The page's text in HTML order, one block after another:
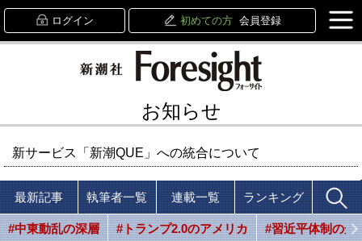
ログイン 初めての方 会員登録
お知らせ
新サービス「新潮QUE」への統合について
最新記事 執筆者一覧 連載一覧 ランキング
#中東動乱の深層 #トランプ2.0のアメリカ #習近平体制の光